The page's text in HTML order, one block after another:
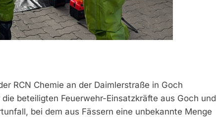
RCN Chemie an der Daimlerstraße in Goch
beteiligten Feuerwehr-Einsatzkräfte aus Goch und
bei dem aus Fässern eine unbekannte Menge